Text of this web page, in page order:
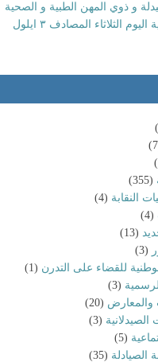
و ذوي المهن الطبية و الصحية
و التمريضية اليوم الثلاثاء المصادف ٣ ايلول
(355)
النقابة (4)
(4)
(13)
(3)
للقضاء على التدرن (1)
(3)
والمعارض (20)
الصيدلانية (3)
(5)
الصيادلة (35)